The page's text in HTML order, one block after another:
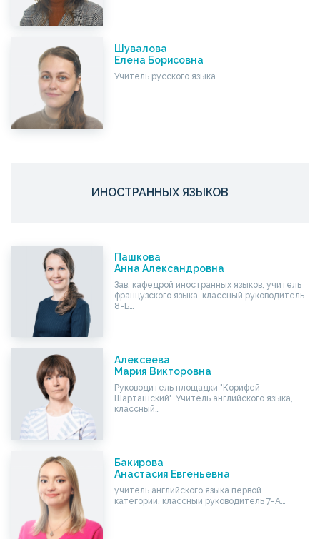
Шувалова
Елена Борисовна
Учитель русского языка
ИНОСТРАННЫХ ЯЗЫКОВ
Пашкова
Анна Александровна
Зав. кафедрой иностранных языков, учитель
французского языка, классный руководитель
8-Б…
Алексеева
Мария Викторовна
Руководитель площадки "Корифей-
Шарташский". Учитель английского языка,
классный…
Бакирова
Анастасия Евгеньевна
учитель английского языка первой
категории, классный руководитель 7-А…